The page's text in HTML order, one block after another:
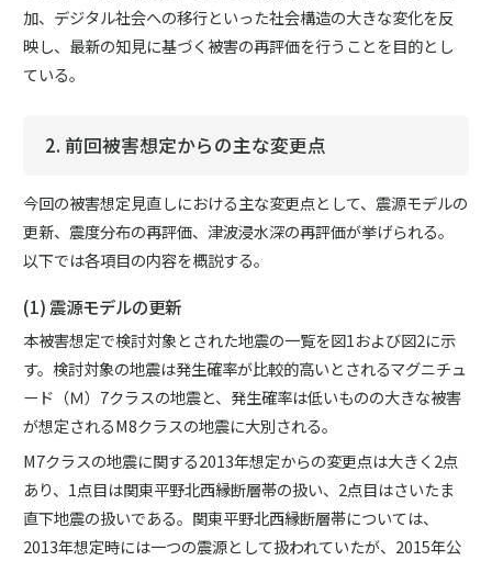
加、デジタル社会への移行といった社会構造の大きな変化を反
映し、最新の知見に基づく被害の再評価を行うことを目的とし
ている。
2. 前回被害想定からの主な変更点
今回の被害想定見直しにおける主な変更点として、震源モデルの
更新、震度分布の再評価、津波浸水深の再評価が挙げられる。
以下では各項目の内容を概説する。
(1) 震源モデルの更新
本被害想定で検討対象とされた地震の一覧を図1および図2に示
す。検討対象の地震は発生確率が比較的高いとされるマグニチュ
ード（Ｍ）7クラスの地震と、発生確率は低いものの大きな被害
が想定されるM8クラスの地震に大別される。
M7クラスの地震に関する2013年想定からの変更点は大きく2点
あり、1点目は関東平野北西縁断層帯の扱い、2点目はさいたま
直下地震の扱いである。関東平野北西縁断層帯については、
2013年想定時には一つの震源として扱われていたが、2015年公